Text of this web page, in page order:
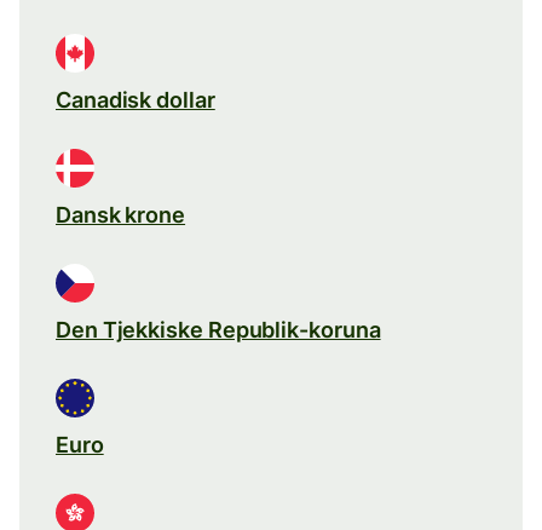
Canadisk dollar
Dansk krone
Den Tjekkiske Republik-koruna
Euro